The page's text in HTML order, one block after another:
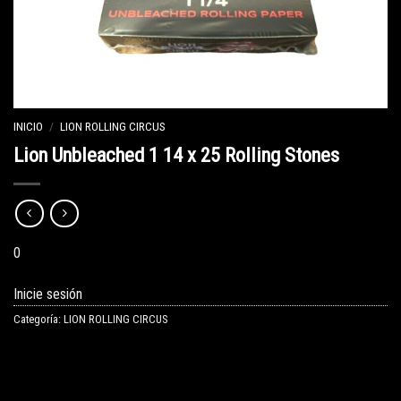
INICIO / LION ROLLING CIRCUS
Lion Unbleached 1 14 x 25 Rolling Stones
0
Inicie sesión
Categoría: LION ROLLING CIRCUS